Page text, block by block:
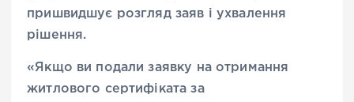
пришвидшує розгляд заяв і ухвалення
рішення.
«Якщо ви подали заявку на отримання
житлового сертифіката за